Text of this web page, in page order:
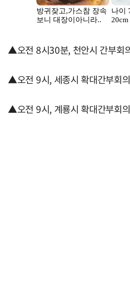
▲오전 8시30분, 천안시 간부회
▲오전 9시, 세종시 확대간부회
▲오전 9시, 계룡시 확대간부회